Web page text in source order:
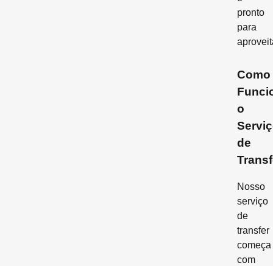
pronto
para
Como
o
de
Nosso
serviço
de
transfer
começa
com